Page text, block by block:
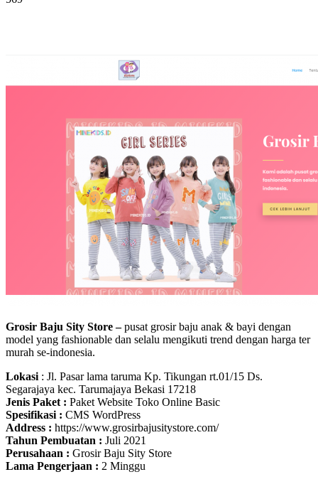
Grosir Baju Sity Store –pusat grosir baju anak & bayi dengan
model yang fashionable dan selalu mengikuti trend dengan harga ter
murah se-indonesia.
Lokasi : Jl. Pasar lama taruma Kp. Tikungan rt.01/15 Ds.
Segarajaya kec. Tarumajaya Bekasi 17218
Jenis Paket : Paket Website Toko Online Basic
Spesifikasi : CMS WordPress
Address : https://www.grosirbajusitystore.com/
Tahun Pembuatan : Juli 2021
Perusahaan : Grosir Baju Sity Store
Lama Pengerjaan : 2 Minggu